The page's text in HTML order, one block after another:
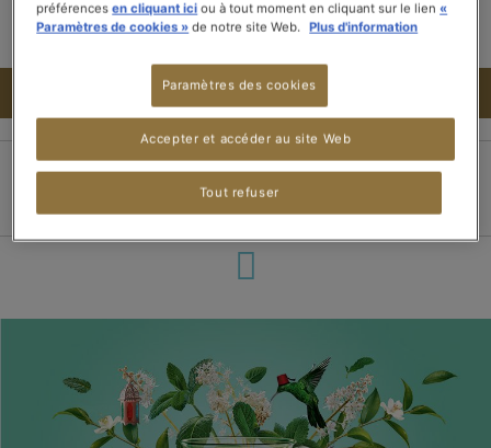
AJOUTER AU PANIER
sécurisé
Livraison dans les 3
jours
15 boîtes de thé
préférencesen cliquant ici ou à tout moment en cliquant sur le lien«
Paramètres de cookies » de notre site Web. Plus d'information
Paramètres des cookies
Tout refuser
Accepter et accéder au site Web